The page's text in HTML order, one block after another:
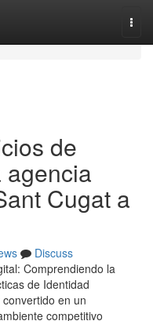
de
Cugat a
Discuss
Comprendiendo la
de Identidad
en un
competitivo